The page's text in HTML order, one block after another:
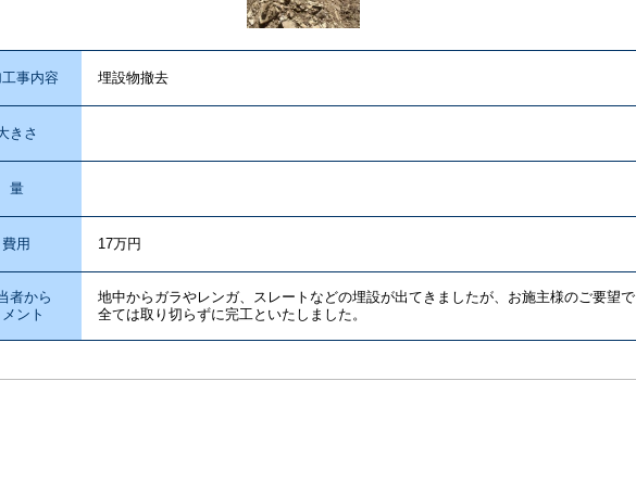
事内容 埋設物撤去
きさ
量
費用 17万円
者から
ント
地中からガラやレンガ、スレートなどの埋設が出てきましたが、お施主様のご要望で
全ては取り切らずに完工といたしました。